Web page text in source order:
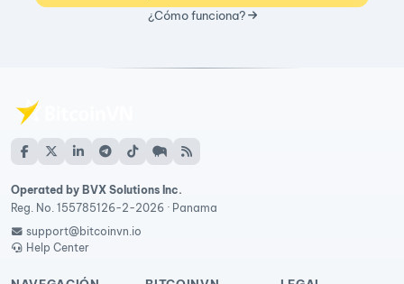
¿Cómo funciona?
Operated by BVX Solutions Inc.
Reg. No. 155785126-2-2026 · Panama
support@bitcoinvn.io
Help Center